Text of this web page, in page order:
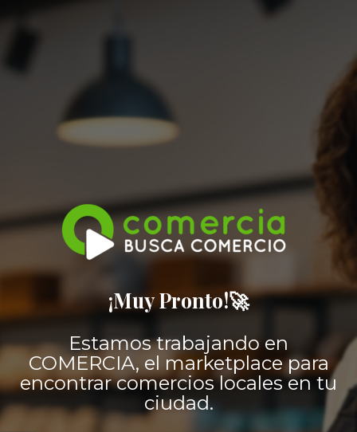
¡Muy Pronto!🚀
Estamos trabajando en
COMERCIA, el marketplace para
encontrar comercios locales en tu
ciudad.